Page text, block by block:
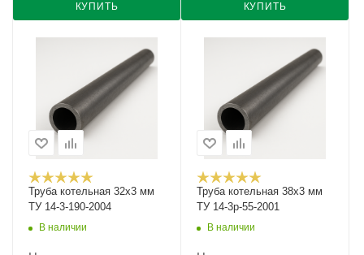
КУПИТЬ КУПИТЬ
Труба котельная 32х3 мм
ТУ 14-3-190-2004
В наличии
Труба котельная 38х3 мм
ТУ 14-3р-55-2001
В наличии